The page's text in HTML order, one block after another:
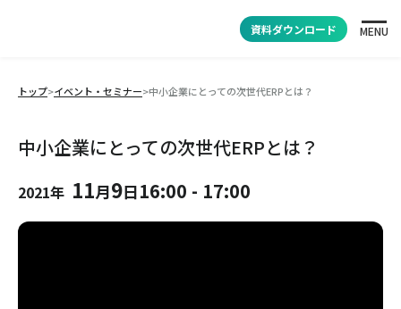
資料ダウンロード MENU
トップ>イベント・セミナー>中⼩企業にとっての次世代ERPとは？
中⼩企業にとっての次世代ERPとは？
2021年 11月9日16:00 - 17:00